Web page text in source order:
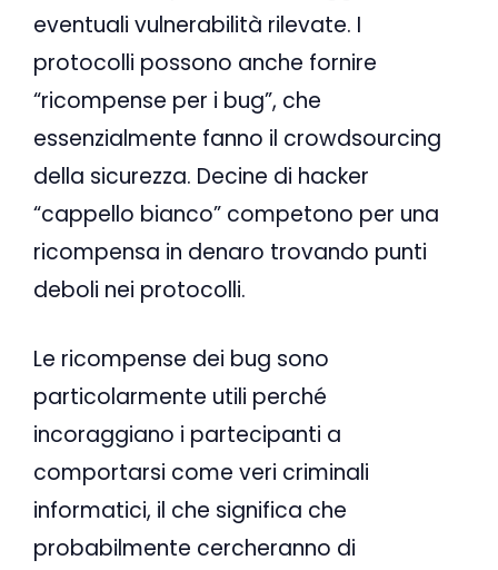
eventuali vulnerabilità rilevate. I
protocolli possono anche fornire
“ricompense per i bug”, che
essenzialmente fanno il crowdsourcing
della sicurezza. Decine di hacker
“cappello bianco” competono per una
ricompensa in denaro trovando punti
deboli nei protocolli.
Le ricompense dei bug sono
particolarmente utili perché
incoraggiano i partecipanti a
comportarsi come veri criminali
informatici, il che significa che
probabilmente cercheranno di